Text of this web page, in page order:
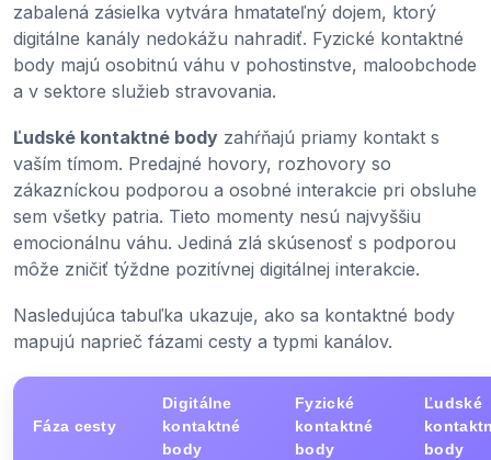
zabalená zásielka vytvára hmatateľný dojem, ktorý
digitálne kanály nedokážu nahradiť. Fyzické kontaktné
body majú osobitnú váhu v pohostinstve, maloobchode
a v sektore služieb stravovania.
Ľudské kontaktné body zahŕňajú priamy kontakt s
vaším tímom. Predajné hovory, rozhovory so
zákazníckou podporou a osobné interakcie pri obsluhe
sem všetky patria. Tieto momenty nesú najvyššiu
emocionálnu váhu. Jediná zlá skúsenosť s podporou
môže zničiť týždne pozitívnej digitálnej interakcie.
Nasledujúca tabuľka ukazuje, ako sa kontaktné body
mapujú naprieč fázami cesty a typmi kanálov.
Fáza cesty
Digitálne
kontaktné
body
Fyzické
kontaktné
body
Ľudské
body